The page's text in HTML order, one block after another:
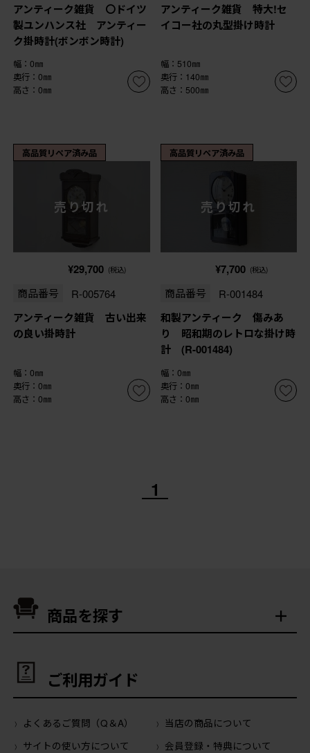
アンティーク雑貨 〇ドイツ
製ユンハンス社 アンティー
ク掛時計(ボンボン時計)
幅：0㎜
奥行：0㎜
高さ：0㎜
アンティーク雑貨 特大!セ
イコー社の丸型掛け時計
幅：510㎜
奥行：140㎜
高さ：500㎜
高品質リペア済み品
売り切れ
¥29,700 (税込)
商品番号 R-005764
アンティーク雑貨 古い出来
の良い掛時計
幅：0㎜
奥行：0㎜
高さ：0㎜
高品質リペア済み品
売り切れ
¥7,700 (税込)
商品番号 R-001484
和製アンティーク 傷みあ
り 昭和期のレトロな掛け時
計 (R-001484)
幅：0㎜
奥行：0㎜
高さ：0㎜
1
商品を探す
ご利用ガイド
よくあるご質問（Q＆A）
当店の商品について
サイトの使い方について
会員登録・特典について